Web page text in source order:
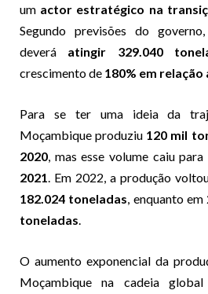
um actor estratégico na
Segundo previsões do
deverá atingir 329.040
crescimento de 180% em
Para se ter uma ideia da
Moçambique produziu 120 mil
2020, mas esse volume caiu para
2021. Em 2022, a produção
182.024 toneladas, enquanto
toneladas.
O aumento exponencial da
Moçambique na cadeia